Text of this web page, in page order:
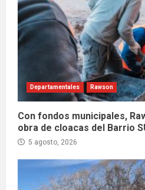
Departamentales Rawson
Con fondos municipales,
obra de cloacas del Barrio
5 agosto, 2026